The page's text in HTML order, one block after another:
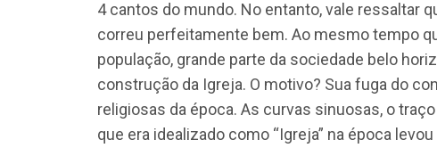
4 cantos do mundo. No entanto, vale ressaltar
correu perfeitamente bem. Ao mesmo tempo
população, grande parte da sociedade belo
construção da Igreja. O motivo? Sua fuga do
religiosas da época. As curvas sinuosas, o
que era idealizado como “Igreja” na época